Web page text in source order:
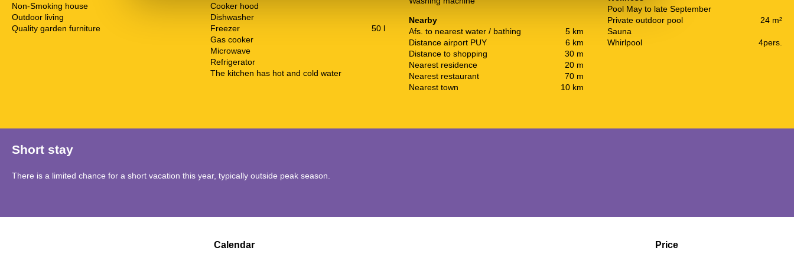
Non-Smoking house
Outdoor living
Quality garden furniture
Cooker hood
Dishwasher
Freezer
50 l
Gas cooker
Microwave
Refrigerator
The kitchen has hot and cold water
Nearby
Afs. to nearest water / bathing
5 km
Distance airport PUY
6 km
Distance to shopping
30 m
Nearest residence
20 m
Nearest restaurant
70 m
Nearest town
10 km
Pool May to late September
Private outdoor pool
24 m²
Sauna
Whirlpool
4pers.
Short stay
There is a limited chance for a short vacation this year, typically outside peak season.
Calendar Price